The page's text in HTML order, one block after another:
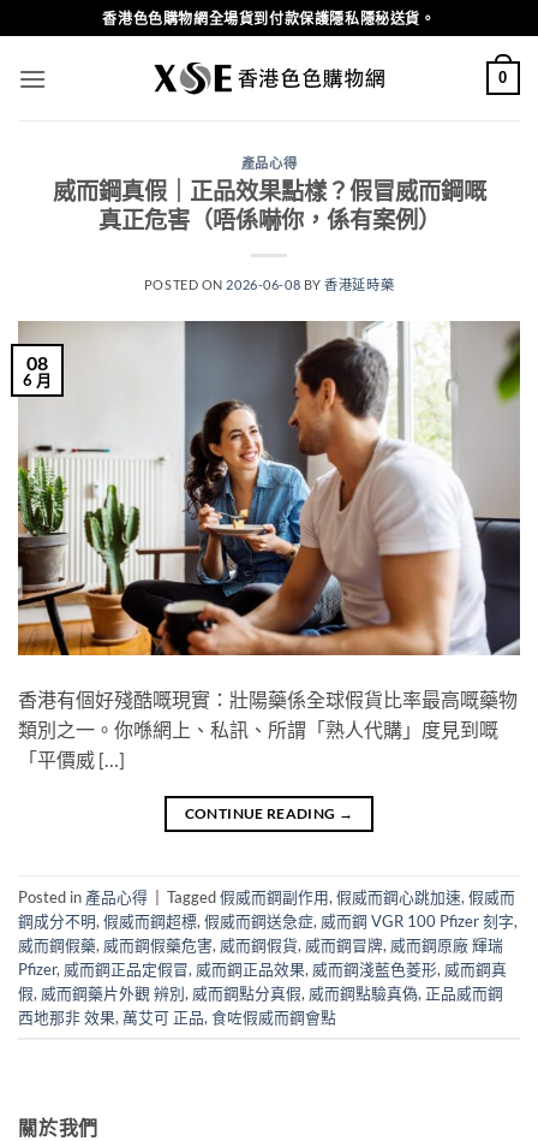
to
content
香港色色購物網全場貨到付款保護隱私隱秘送貨。
0
產品心得
威而鋼真假｜正品效果點樣？假冒威而鋼嘅
真正危害（唔係嚇你，係有案例）
POSTED ON 2026-06-08 BY香港延時藥
08
6 月
香港有個好殘酷嘅現實：壯陽藥係全球假貨比率最高嘅藥物
類別之一。你喺網上、私訊、所謂「熟人代購」度見到嘅
「平價威 […]
CONTINUE READING →
Posted in 產品心得 Tagged假威而鋼副作用, 假威而鋼心跳加速, 假威而
鋼成分不明, 假威而鋼超標, 假威而鋼送急症, 威而鋼 VGR 100 Pfizer 刻字,
威而鋼假藥, 威而鋼假藥危害, 威而鋼假貨, 威而鋼冒牌, 威而鋼原廠 輝瑞
Pfizer, 威而鋼正品定假冒, 威而鋼正品效果, 威而鋼淺藍色菱形, 威而鋼真
假, 威而鋼藥片外觀 辨別, 威而鋼點分真假, 威而鋼點驗真偽, 正品威而鋼
西地那非 效果, 萬艾可 正品, 食咗假威而鋼會點
關於我們